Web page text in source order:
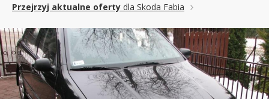
Przejrzyj aktualne oferty dla Skoda Fabia